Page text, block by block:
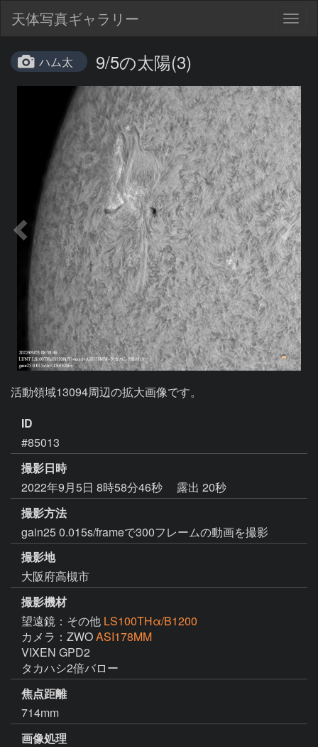
天体写真ギャラリー
ハム太 9/5の太陽(3)
活動領域13094周辺の拡大画像です。
ID
#85013
撮影日時
2022年9月5日 8時58分46秒
露出 20秒
撮影方法
gain25 0.015s/frameで300フレームの動画を撮影
撮影地
大阪府高槻市
撮影機材
望遠鏡：その他 LS100THα/B1200
カメラ：ZWOASI178MM
VIXEN GPD2
タカハシ2倍バロー
焦点距離
714mm
画像処理